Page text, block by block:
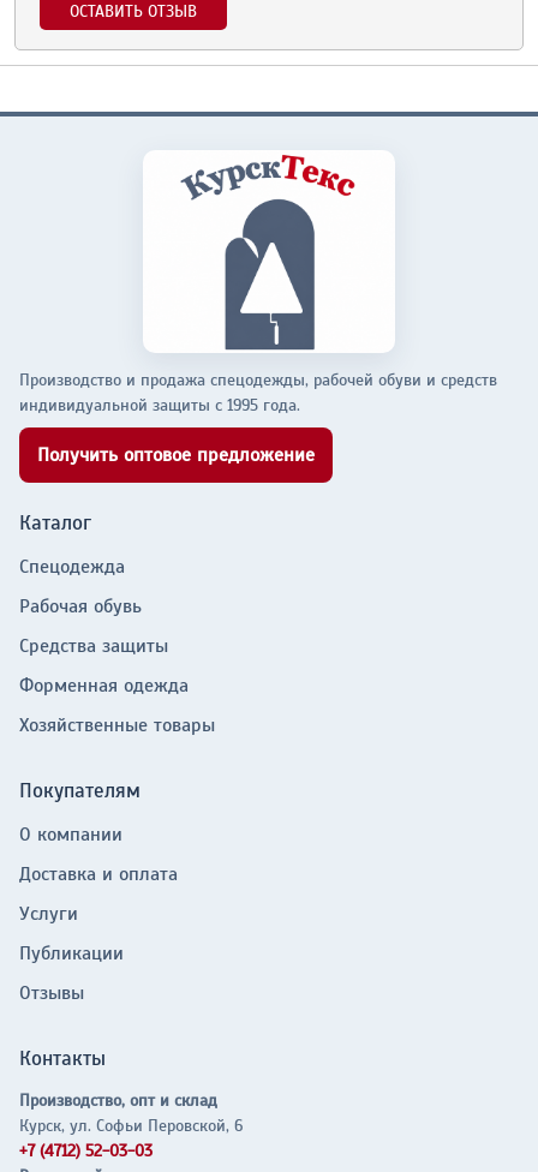
ОСТАВИТЬ ОТЗЫВ
Производство и продажа спецодежды, рабочей обуви и средств
индивидуальной защиты с 1995 года.
Получить оптовое предложение
Каталог
Спецодежда
Рабочая обувь
Средства защиты
Форменная одежда
Хозяйственные товары
Покупателям
О компании
Доставка и оплата
Услуги
Публикации
Отзывы
Контакты
Производство, опт и склад
Курск, ул. Софьи Перовской, 6
+7 (4712) 52-03-03